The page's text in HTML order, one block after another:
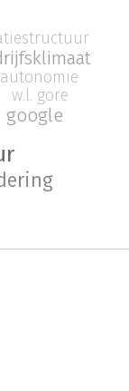
autonomie
w.l. gore
google